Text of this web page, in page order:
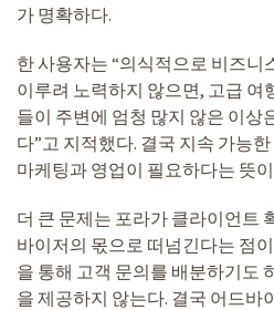
가 명확하다.
한 사용자는 “의식적으로 비즈니
이루려 노력하지 않으면, 고급 여
들이 주변에 엄청 많지 않은 이상
다”고 지적했다. 결국 지속 가능
마케팅과 영업이 필요하다는 뜻
더 큰 문제는 포라가 클라이언트
바이저의 몫으로 떠넘긴다는 점
을 통해 고객 문의를 배분하기도
을 제공하지 않는다. 결국 어드바